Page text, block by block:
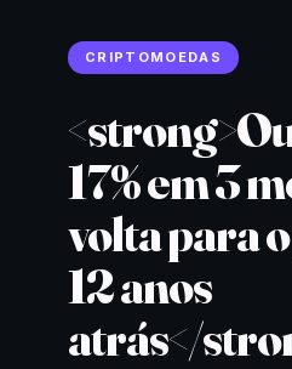
CRIPTOMOEDAS
17% em 3
volta para
12 anos
atrás</